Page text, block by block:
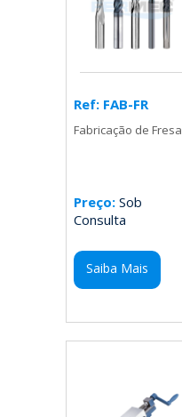
Ref: FAB-FR
Fabricação de Fresa
Preço: Sob
Consulta
Saiba Mais